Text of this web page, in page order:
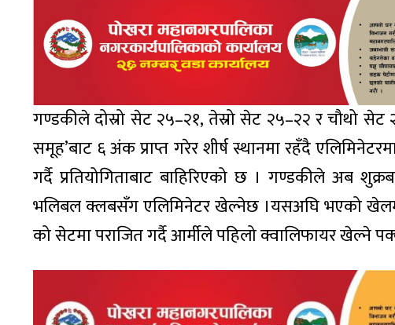
गण्डकीले दोस्रो सेट २५–२१, तेस्रो सेट २५–२२ र चौथो सेट
समूह’बाट ६ अंक प्राप्त गरेर शीर्ष स्थानमा रहँदै
गर्दै प्रतियोगिताबाट बाहिरिएको छ । गण्डकीले अब
भलिबल क्लबसँग एलिमिनेटर खेल्नेछ ।यसअघि भएको
को सेटमा पराजित गर्दै आर्मीले पहिलो क्वालिफायर खेल्ने